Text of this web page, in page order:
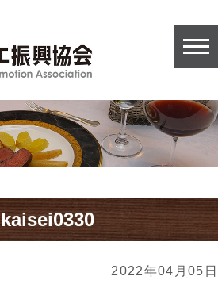
kaisei0330
2022年04月05日